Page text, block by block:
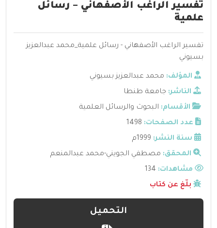
تفسير الراغب الأصفهاني – رسائل
علمية
تفسير الراغب الأصفهاني - رسائل علمية_محمد عبدالعزيز
بسيوني
المؤلف: محمد عبدالعزيز بسيوني
الناشر: جامعة طنطا
الأقسام: البحوث والرسائل العلمية
عدد الصفحات: 1498
سنة النشر: 1999م
المحقق: مصطفي الجويني-محمد عبدالمنعم
مشاهدات:
بلّغ عن كتاب
التحميل